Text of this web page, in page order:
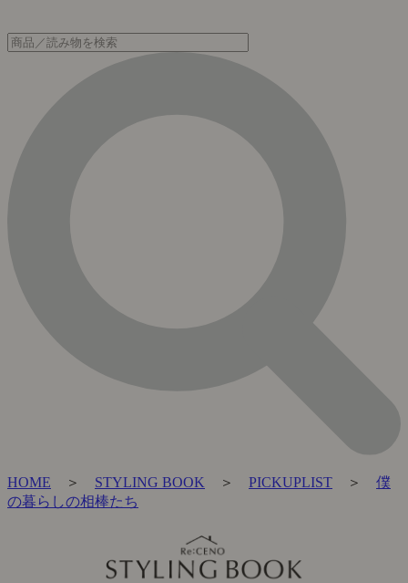
HOME ＞ STYLING BOOK ＞ PICKUPLIST ＞ 僕
の暮らしの相棒たち